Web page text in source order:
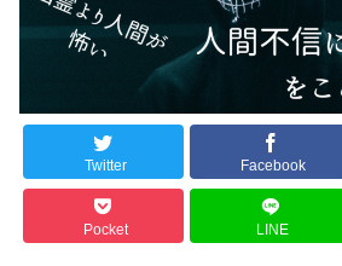
Twitter Facebook
Pocket LINE